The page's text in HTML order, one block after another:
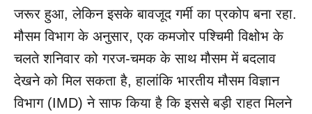
जरूर हुआ, लेकिन इसके बावजूद गर्मी का प्रकोप बना रहा.
मौसम विभाग के अनुसार, एक कमजोर पश्चिमी विक्षोभ के
चलते शनिवार को गरज-चमक के साथ मौसम में बदलाव
देखने को मिल सकता है, हालांकि भारतीय मौसम विज्ञान
विभाग (IMD) ने साफ किया है कि इससे बड़ी राहत मिलने